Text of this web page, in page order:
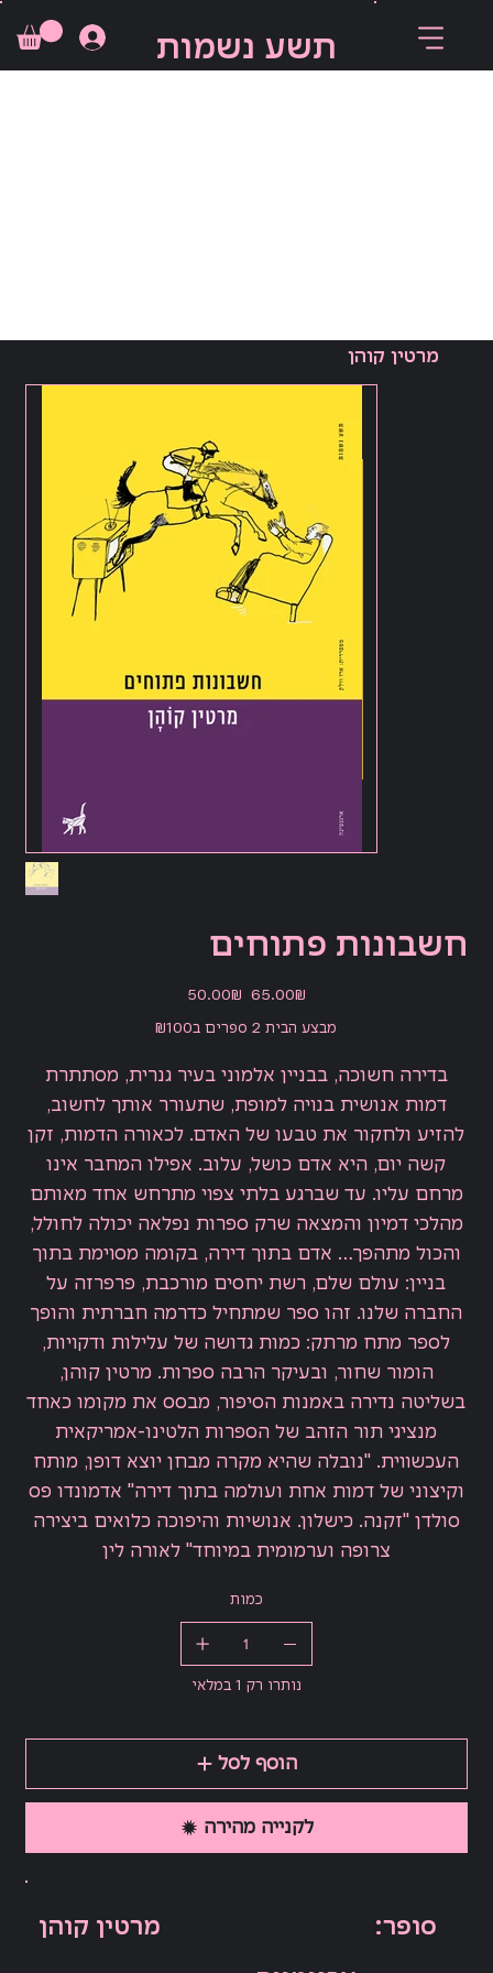
תשע נשמות
חשבונות פתוחים
מחיר
מקורי
‏65.00 ‏₪
מחיר
מבצע
‏50.00 ‏₪
מבצע הבית 2 ספרים ב₪100
בדירה חשוכה, בבניין אלמוני בעיר גנרית, מסתתרת
דמות אנושית בנויה למופת, שתעורר אותך לחשוב,
להזיע ולחקור את טבעו של האדם. לכאורה הדמות, זקן
קשה יום, היא אדם כושל, עלוב. אפילו המחבר אינו
מרחם עליו. עד שברגע בלתי צפוי מתרחש אחד מאותם
מהלכי דמיון והמצאה שרק ספרות נפלאה יכולה לחולל,
והכול מתהפך… אדם בתוך דירה, בקומה מסוימת בתוך
בניין: עולם שלם, רשת יחסים מורכבת, פרפרזה על
החברה שלנו. זהו ספר שמתחיל כדרמה חברתית והופך
לספר מתח מרתק: כמות גדושה של עלילות ודקויות,
הומור שחור, ובעיקר הרבה ספרות. מרטין קוהן,
בשליטה נדירה באמנות הסיפור, מבסס את מקומו כאחד
מנציגי תור הזהב של הספרות הלטינו-אמריקאית
העכשווית. "נובלה שהיא מקרה מבחן יוצא דופן, מותח
וקיצוני של דמות אחת ועולמה בתוך דירה" אדמונדו פס
סולדן "זקנה. כישלון. אנושיות והיפוכה כלואים ביצירה
צרופה וערמומית במיוחד" לאורה לין
כמות
נותרו רק 1 במלאי
הוסף לסל
לקנייה מהירה
מרטין קוהן
מרטין קוהן
:סופר